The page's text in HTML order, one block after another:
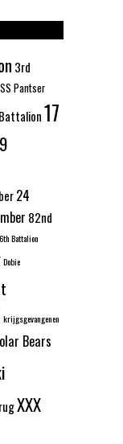
3rd
Pantser
17
24
82nd
Battalion
Dobie
krijgsgevangenen
Bears
XXX